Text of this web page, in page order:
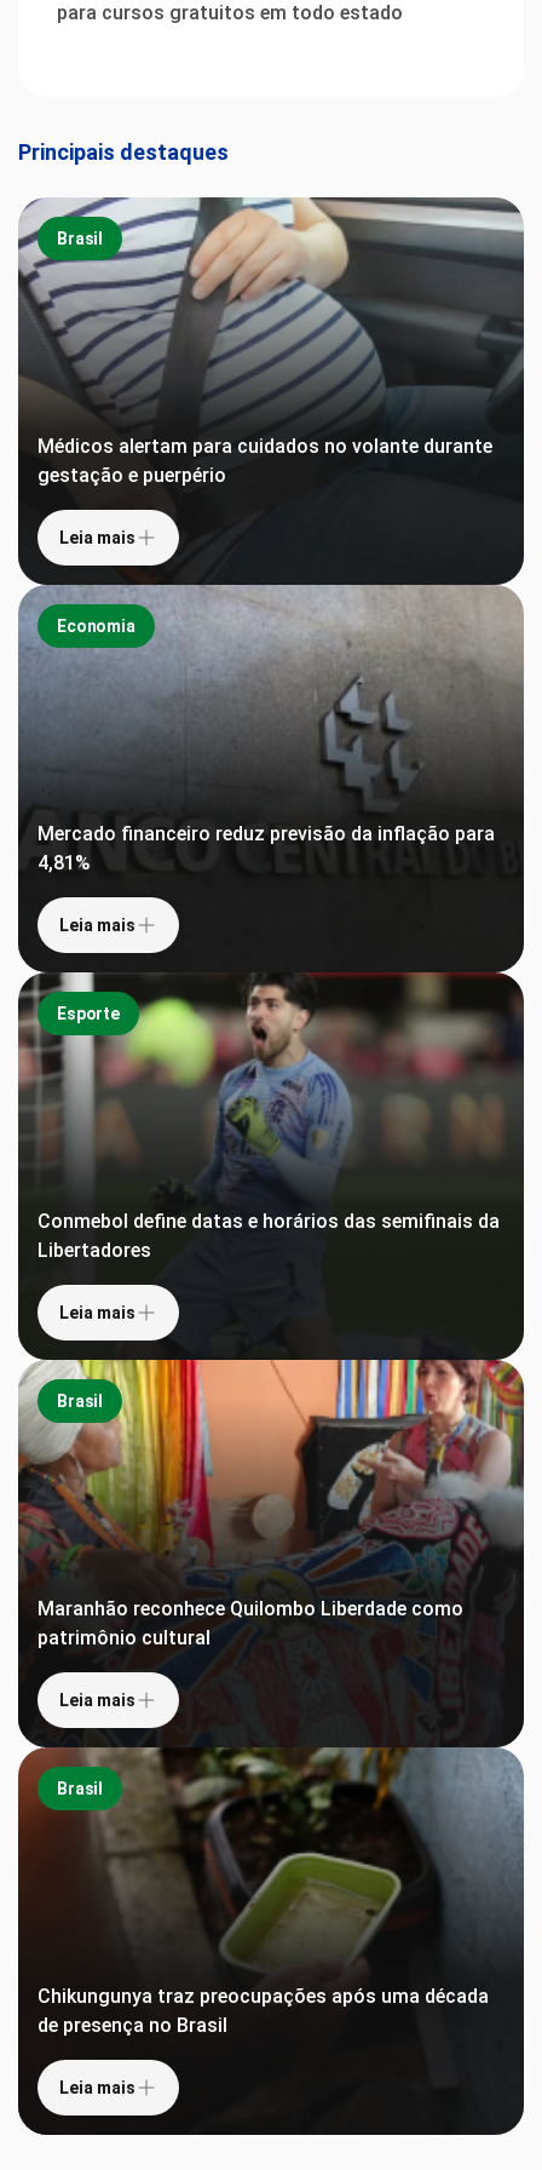
para cursos gratuitos em todo estado
Principais destaques
Brasil
Médicos alertam para cuidados no volante durante
gestação e puerpério
Leia mais
Economia
Mercado financeiro reduz previsão da inflação para
4,81%
Leia mais
Esporte
Conmebol define datas e horários das semifinais da
Libertadores
Leia mais
Brasil
Maranhão reconhece Quilombo Liberdade como
patrimônio cultural
Leia mais
Brasil
Chikungunya traz preocupações após uma década
de presença no Brasil
Leia mais